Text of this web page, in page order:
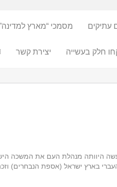
עתיקים מסמכי “מארץ
חלק בעשייה יצירת קשר
בן-גוריון ולמעשה היוותה מנהלת העם את
בארץ ישראל (אספת הנבחרים)